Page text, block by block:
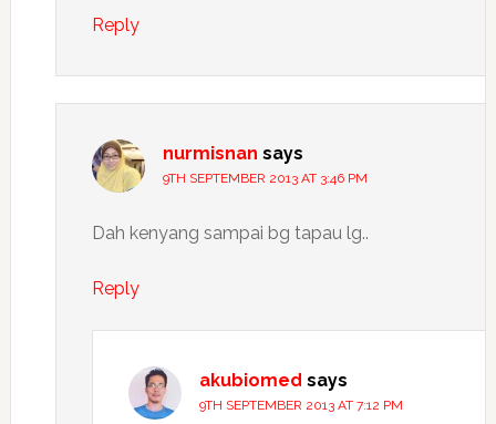
Reply
nurmisnan says
9TH SEPTEMBER 2013 AT 3:46 PM
Dah kenyang sampai bg tapau lg..
Reply
akubiomed says
9TH SEPTEMBER 2013 AT 7:12 PM